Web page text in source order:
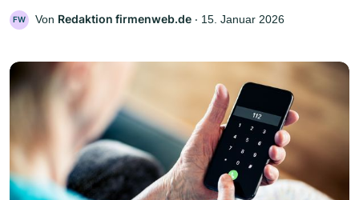
FW Von Redaktion firmenweb.de ‧ 15. Januar 2026